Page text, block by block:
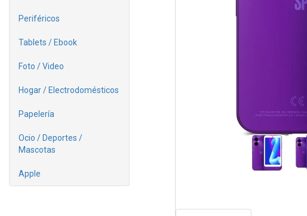
Periféricos
Tablets / Ebook
Foto / Video
Hogar / Electrodomésticos
Papelería
Ocio / Deportes /
Mascotas
Apple